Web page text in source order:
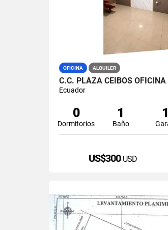
OFICINA ALQUILER
C.C. PLAZA CEIBOS
Ecuador
0
Dormitorios
1
Baño
1
US$300 USD